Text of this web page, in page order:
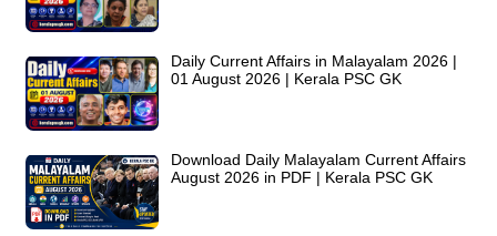
Daily Current Affairs in Malayalam 2026 |
01 August 2026 | Kerala PSC GK
Download Daily Malayalam Current Affairs
August 2026 in PDF | Kerala PSC GK